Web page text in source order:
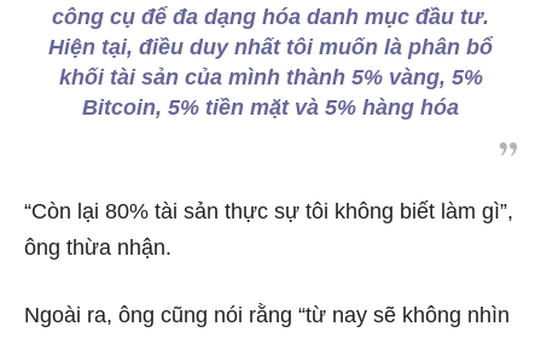
công cụ để đa dạng hóa danh mục đầu tư.
Hiện tại, điều duy nhất tôi muốn là phân bổ
khối tài sản của mình thành 5% vàng, 5%
Bitcoin, 5% tiền mặt và 5% hàng hóa
“Còn lại 80% tài sản thực sự tôi không biết làm gì”,
ông thừa nhận.
Ngoài ra, ông cũng nói rằng “từ nay sẽ không nhìn